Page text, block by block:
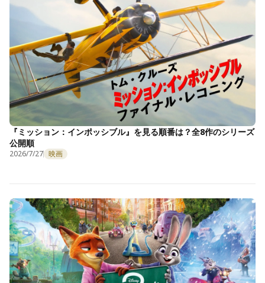
『ミッション：インポッシブル』を見る順番は？全8作のシリーズ
公開順
2026/7/27 映画